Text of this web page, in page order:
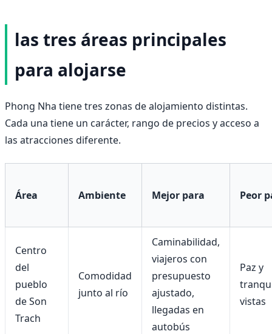
las tres áreas principales
para alojarse
Phong Nha tiene tres zonas de alojamiento distintas.
Cada una tiene un carácter, rango de precios y acceso a
las atracciones diferente.
Área Ambiente Mejor para Peor
Centro
del
pueblo
de Son
Trach
Comodidad
junto al río
Caminabilidad,
viajeros con
presupuesto
ajustado,
llegadas en
autobús
Paz y
vistas